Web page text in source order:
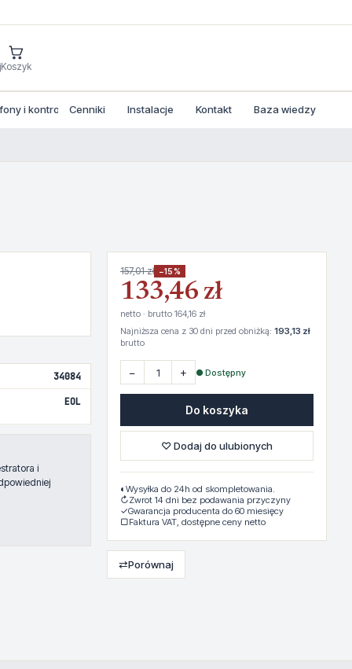
Koszyk
i kontrola dostepu
Cenniki Instalacje Kontakt Baza wiedzy
34084
EOL
i
157,01 zł −15%
133,46 zł
netto · brutto 164,16 zł
Najniższa cena z 30 dni przed obniżką: 193,13 zł
brutto
− + ● Dostępny
Do koszyka
♡ Dodaj do ulubionych
◐ Wysyłka do 24h od skompletowania.
↻Zwrot 14 dni bez podawania przyczyny
✓Gwarancja producenta do 60 miesięcy
▢Faktura VAT, dostępne ceny netto
⇄Porównaj